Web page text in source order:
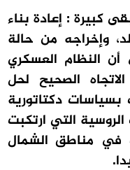
كبيرة : إعادة بناء
وإخراجه من حالة
النظام العسكري
الصحيح لحل
بسياسات دكتاتورية
التي ارتكبت
في مناطق الشمال